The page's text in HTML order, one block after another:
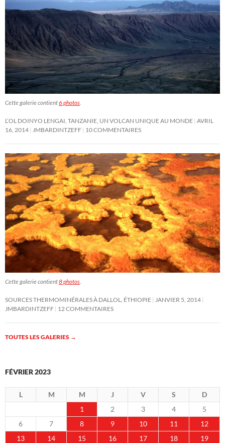
Cette galerie contient6 photos
L’OL DOINYO LENGAI, TANZANIE, UN VOLCAN UNIQUE AU MONDE AVRIL
16, 2014
JMBARDINTZEFF 10 COMMENTAIRES
Cette galerie contient8 photos
SOURCES THERMOMINÉRALES À DALLOL, ÉTHIOPIE
JANVIER 5, 2014
JMBARDINTZEFF 12 COMMENTAIRES
TOUTES LES GALERIES →
FÉVRIER 2023
L M M J V S
D
1
2 3 4
5
6
7 8 9 10 11
12
13
14 15 16 17 18
19